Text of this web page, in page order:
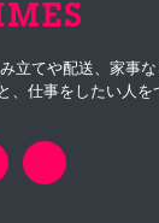
立てや配送、家事
、仕事をしたい人を